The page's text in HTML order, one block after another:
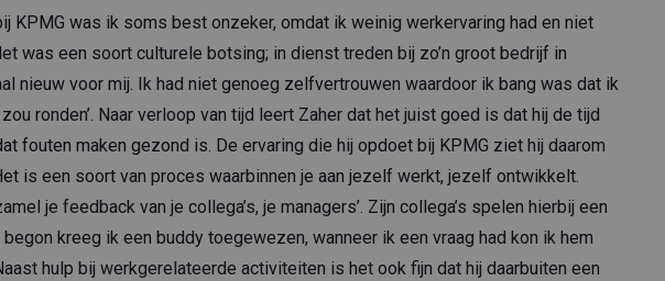
KPMG was ik soms best onzeker, omdat ik weinig werkervaring had en niet
was een soort culturele botsing; in dienst treden bij zo’n groot bedrijf in
nieuw voor mij. Ik had niet genoeg zelfvertrouwen waardoor ik bang was dat ik
ronden’. Naar verloop van tijd leert Zaher dat het juist goed is dat hij de tijd
fouten maken gezond is. De ervaring die hij opdoet bij KPMG ziet hij daarom
is een soort van proces waarbinnen je aan jezelf werkt, jezelf ontwikkelt.
je feedback van je collega’s, je managers’. Zijn collega’s spelen hierbij een
begon kreeg ik een buddy toegewezen, wanneer ik een vraag had kon ik hem
hulp bij werkgerelateerde activiteiten is het ook fijn dat hij daarbuiten een